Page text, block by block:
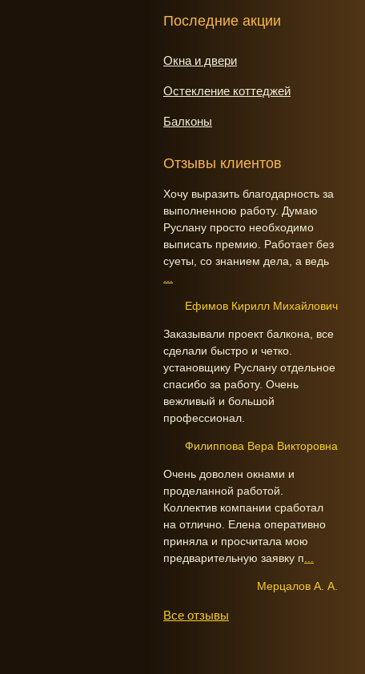
Последние акции
Окна и двери
Остекление коттеджей
Балконы
Отзывы клиентов
Хочу выразить благодарность за
выполненною работу. Думаю
Руслану просто необходимо
выписать премию. Работает без
суеты, со знанием дела, а ведь
Ефимов Кирилл Михайлович
Заказывали проект балкона, все
сделали быстро и четко.
установщику Руслану отдельное
спасибо за работу. Очень
вежливый и большой
профессионал.
Филиппова Вера Викторовна
Очень доволен окнами и
проделанной работой.
Коллектив компании сработал
на отлично. Елена оперативно
приняла и просчитала мою
предварительную заявку п
Мерцалов А. А.
Все отзывы